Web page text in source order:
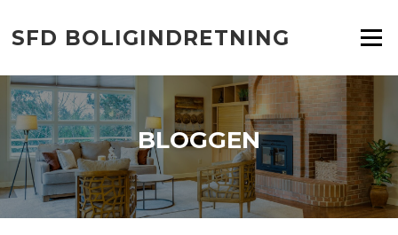
indhold
SFD BOLIGINDRETNING Menu
BLOGGEN